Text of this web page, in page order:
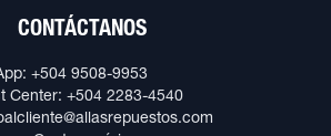
CONTÁCTANOS
+504 9508-9953
Center: +504 2283-4540